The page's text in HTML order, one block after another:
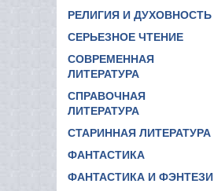
РЕЛИГИЯ И ДУХОВНОСТЬ
СЕРЬЕЗНОЕ ЧТЕНИЕ
СОВРЕМЕННАЯ
ЛИТЕРАТУРА
СПРАВОЧНАЯ
ЛИТЕРАТУРА
СТАРИННАЯ ЛИТЕРАТУРА
ФАНТАСТИКА
ФАНТАСТИКА И ФЭНТЕЗИ